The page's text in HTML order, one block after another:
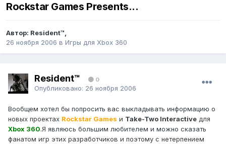
Rockstar Games Presents...
Автор: Resident™,
26 ноября 2006 в Игры для Xbox 360
Resident™ 0
Опубликовано: 26 ноября 2006
Вообщем хотел бы попросить вас выкладывать информацию о
новых проектах Rockstar Games и Take-Two Interactive для
Xbox 360.Я являюсь большим любителем и можно сказать
фанатом игр этих разработчиков и поэтому с нетерпением